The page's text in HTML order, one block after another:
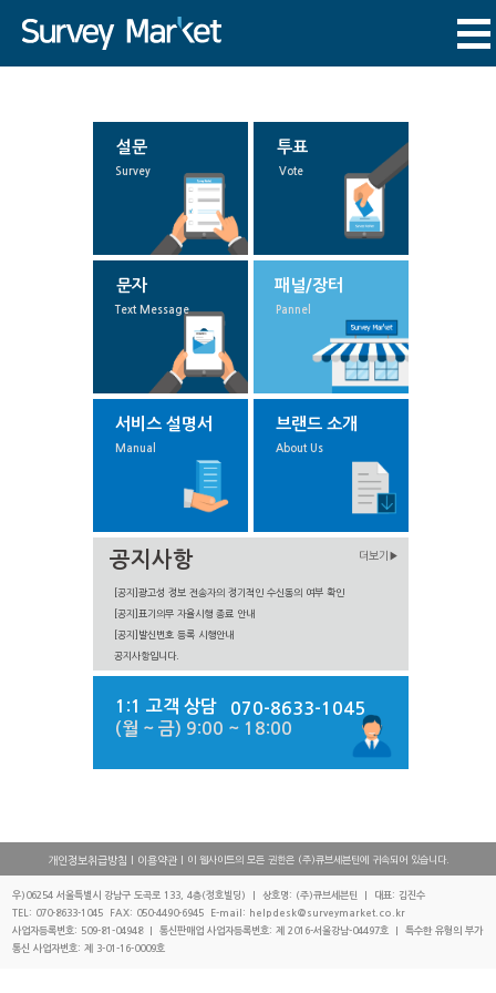
설문
Survey
투표
Vote
문자
Text Message
패널/장터
Pannel
서비스 설명서
Manual
브랜드 소개
About Us
공지사항 더보기▶
[공지]광고성 정보 전송자의 정기적인 수신동의 여부 확인
[공지]표기의무 자율시행 종료 안내
[공지]발신번호 등록 시행안내
공지사항입니다.
1:1 고객 상담
070-8633-1045
(월 ~ 금) 9:00 ~ 18:00
개인정보취급방침 이용약관| 이 웹사이트의 모든 권한은 (주)큐브세븐틴에 귀속되어 있습니다.
우)06254 서울특별시 강남구 도곡로 133, 4층(정호빌딩) | 상호명: (주)큐브세븐틴 | 대표: 김진수
TEL: 070-8633-1045 FAX: 050-4490-6945 E-mail: helpdesk@surveymarket.co.kr
사업자등록번호: 509-81-04948 | 통신판매업 사업자등록번호: 제 2016-서울강남-04497호 | 특수한 유형의 부가
통신 사업자번호: 제 3-01-16-0009호